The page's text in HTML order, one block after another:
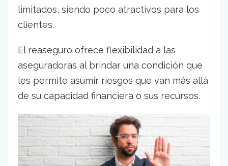
limitados, siendo poco atractivos para los
clientes.
El reaseguro ofrece flexibilidad a las
aseguradoras al brindar una condición que
les permite asumir riesgos que van más allá
de su capacidad financiera o sus recursos.